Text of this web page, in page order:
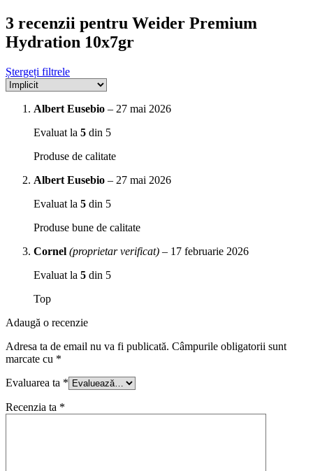
3 recenzii pentru Weider Premium
Hydration 10x7gr
Ștergeți filtrele
Albert Eusebio – 27 mai 2026
Evaluat la 5 din 5
Produse de calitate
Albert Eusebio – 27 mai 2026
Evaluat la 5 din 5
Produse bune de calitate
Cornel (proprietar verificat) – 17 februarie 2026
Evaluat la 5 din 5
Top
Adaugă o recenzie
Adresa ta de email nu va fi publicată. Câmpurile obligatorii sunt
marcate cu *
Evaluarea ta *
Recenzia ta *